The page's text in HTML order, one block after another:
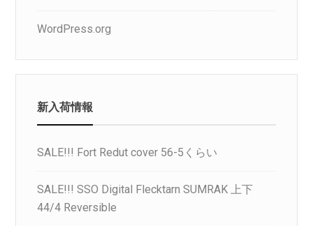
WordPress.org
新入荷情報
SALE!!! Fort Redut cover 56-5くらい
SALE!!! SSO Digital Flecktarn SUMRAK 上下
44/4 Reversible